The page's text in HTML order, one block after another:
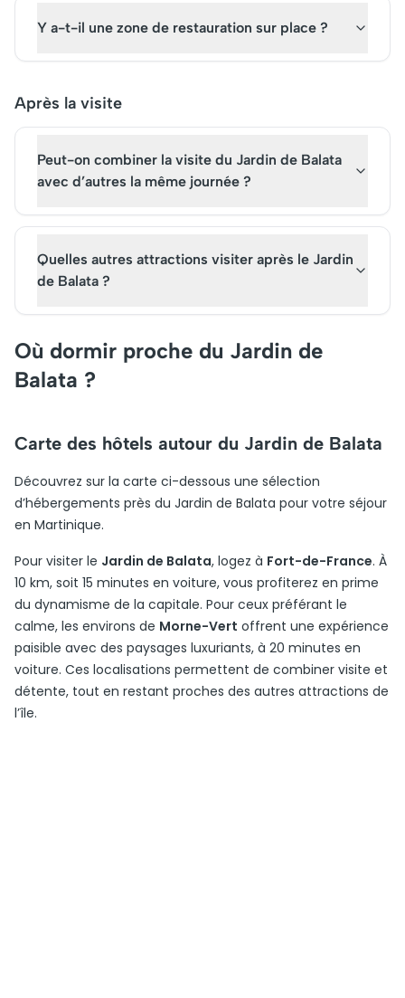
Y a-t-il une zone de restauration sur place ?
Après la visite
Peut-on combiner la visite du Jardin de Balata
avec d’autres la même journée ?
Quelles autres attractions visiter après le Jardin
de Balata ?
Où dormir proche du Jardin de
Balata ?
Carte des hôtels autour du Jardin de Balata
Découvrez sur la carte ci-dessous une sélection
d’hébergements près du Jardin de Balata pour votre séjour
en Martinique.
Pour visiter le Jardin de Balata, logez à Fort-de-France. À
10 km, soit 15 minutes en voiture, vous profiterez en prime
du dynamisme de la capitale. Pour ceux préférant le
calme, les environs de Morne-Vert offrent une expérience
paisible avec des paysages luxuriants, à 20 minutes en
voiture. Ces localisations permettent de combiner visite et
détente, tout en restant proches des autres attractions de
l’île.